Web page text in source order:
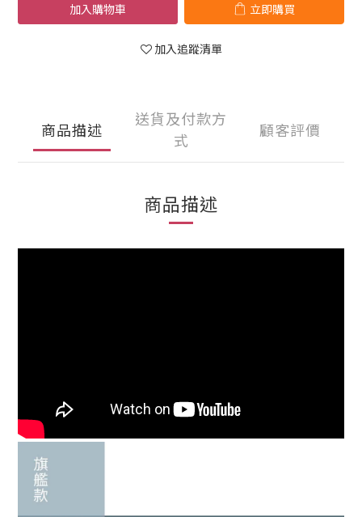
加入購物車 立即購買
加入追蹤清單
商品描述
送貨及付款方
式
顧客評價
商品描述